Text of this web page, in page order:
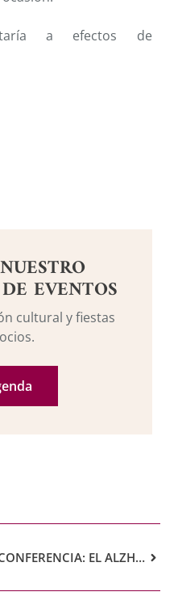
a efectos de
EVENTOS
cultural y fiestas
CONFERENCIA: EL ALZHEIMER